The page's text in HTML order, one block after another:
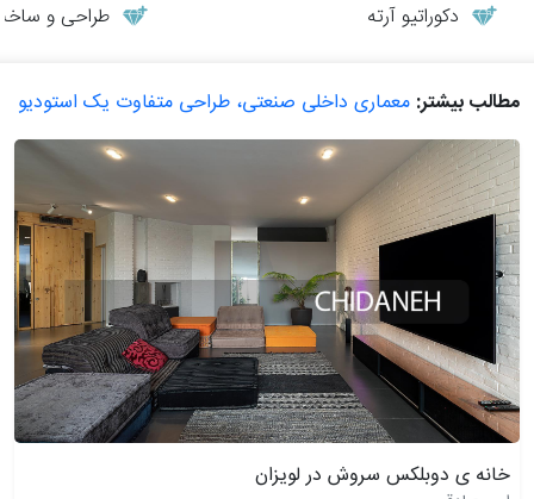
دکوراتیو آرته طراحی و ساخت
مطالب بیشتر: معماری داخلی صنعتی، طراحی متفاوت یک استودیو
خانه ی دوبلکس سروش در لویزان